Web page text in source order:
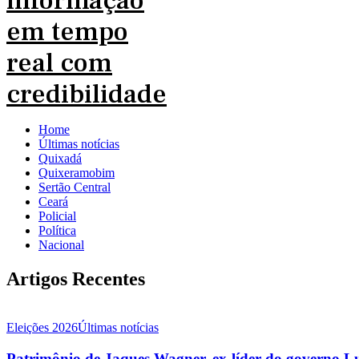
Home
Últimas notícias
Quixadá
Quixeramobim
Sertão Central
Ceará
Policial
Política
Nacional
Artigos Recentes
Eleições 2026Últimas notícias